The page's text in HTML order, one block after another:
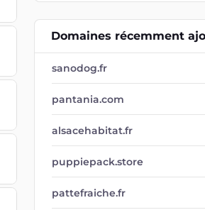
Domaines récemment
sanodog.fr
pantania.com
alsacehabitat.fr
puppiepack.store
pattefraiche.fr